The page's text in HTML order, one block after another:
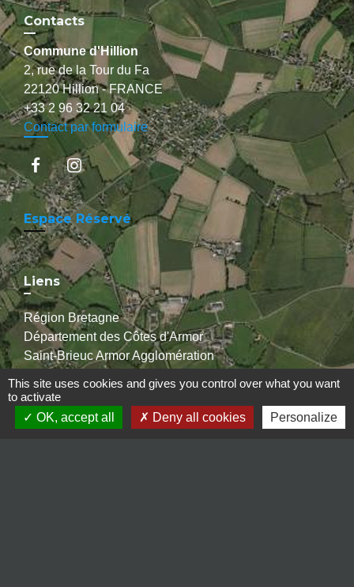
Contacts
Commune d'Hillion
2, rue de la Tour du Fa
22120 Hillion - FRANCE
+33 2 96 32 21 04
Contact par formulaire
Espace Réservé
Liens
Région Bretagne
Département des Côtes d'Armor
Saint-Brieuc Armor Agglomération
Jumelages
This site uses cookies and gives you control over what you want
to activate
OK, accept all
Deny all cookies Personalize